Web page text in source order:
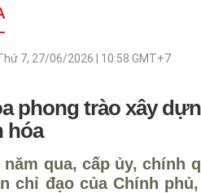
7, 27/06/2026 | 10:58 GMT+7
phong trào xây
hóa
năm qua, cấp ủy, chính
chỉ đạo của Chính